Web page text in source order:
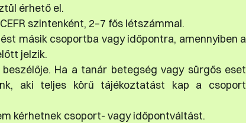
érhető el.
szintenként, 2–7 fős létszámmal.
másik csoportba vagy időpontra, amennyiben a
jelzik.
Ha a tanár betegség vagy sürgős eset
aki teljes körű tájékoztatást kap a csoport
kérhetnek csoport- vagy időpontváltást.